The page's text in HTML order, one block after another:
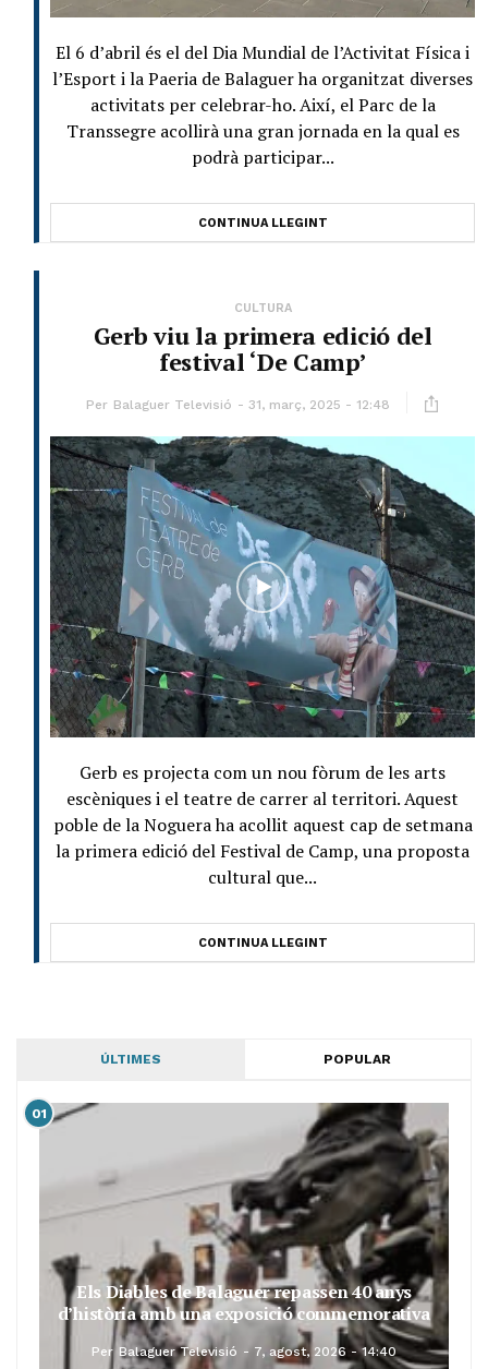
El 6 d’abril és el del Dia Mundial de l’Activitat Física i
l’Esport i la Paeria de Balaguer ha organitzat diverses
activitats per celebrar-ho. Així, el Parc de la
Transsegre acollirà una gran jornada en la qual es
podrà participar...
CONTINUA LLEGINT
CULTURA
Gerb viu la primera edició del
festival ‘De Camp’
Per Balaguer Televisió 31, març, 2025 - 12:48
Gerb es projecta com un nou fòrum de les arts
escèniques i el teatre de carrer al territori. Aquest
poble de la Noguera ha acollit aquest cap de setmana
la primera edició del Festival de Camp, una proposta
cultural que...
CONTINUA LLEGINT
ÚLTIMES POPULAR
01
Els Diables de Balaguer repassen 40 anys
d’història amb una exposició commemorativa
Per Balaguer Televisió 7, agost, 2026 - 14:40